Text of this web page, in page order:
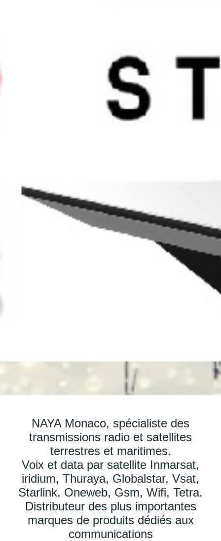
NAYA Monaco, spécialiste des
transmissions radio et satellites
terrestres et maritimes.
Voix et data par satellite Inmarsat,
iridium, Thuraya, Globalstar, Vsat,
Starlink, Oneweb, Gsm, Wifi, Tetra.
Distributeur des plus importantes
marques de produits dédiés aux
communications